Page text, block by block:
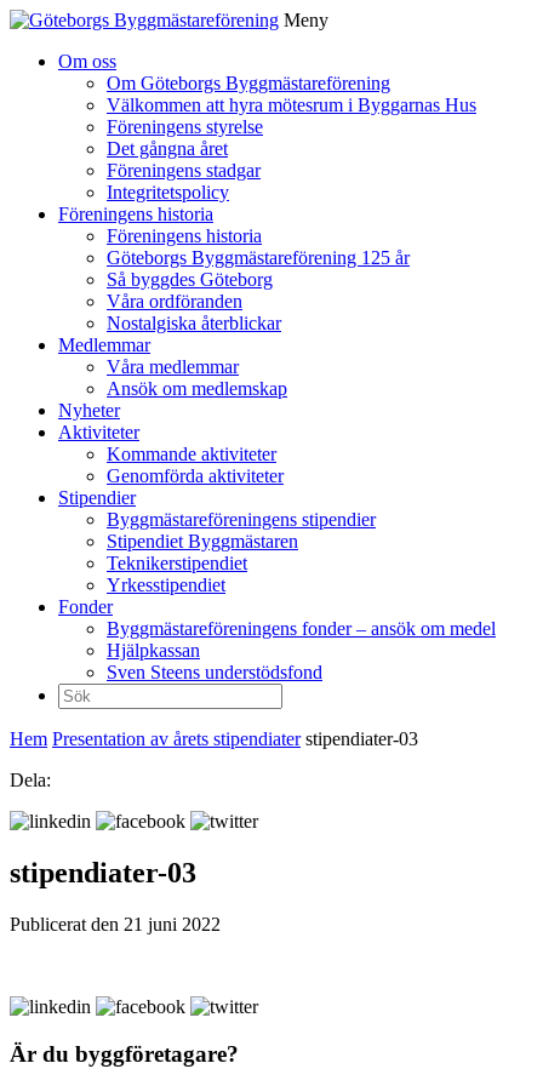
Meny
Om oss
Om Göteborgs Byggmästareförening
Välkommen att hyra mötesrum i Byggarnas Hus
Föreningens styrelse
Det gångna året
Föreningens stadgar
Integritetspolicy
Föreningens historia
Föreningens historia
Göteborgs Byggmästareförening 125 år
Så byggdes Göteborg
Våra ordföranden
Nostalgiska återblickar
Medlemmar
Våra medlemmar
Ansök om medlemskap
Nyheter
Aktiviteter
Kommande aktiviteter
Genomförda aktiviteter
Stipendier
Byggmästareföreningens stipendier
Stipendiet Byggmästaren
Teknikerstipendiet
Yrkesstipendiet
Fonder
Byggmästareföreningens fonder – ansök om medel
Hjälpkassan
Sven Steens understödsfond
Sök
efter:
Hem Presentation av årets stipendiater stipendiater-03
Dela:
stipendiater-03
Publicerat den 21 juni 2022
Är du byggföretagare?